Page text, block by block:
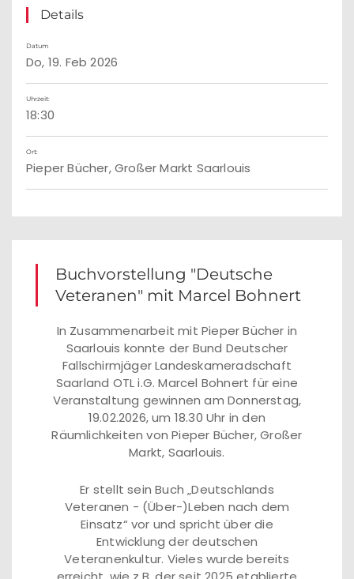
Details
Datum
Do, 19. Feb 2026
Uhrzeit:
18:30
Ort:
Pieper Bücher, Großer Markt Saarlouis
Buchvorstellung "Deutsche
Veteranen" mit Marcel Bohnert
In Zusammenarbeit mit Pieper Bücher in
Saarlouis konnte der Bund Deutscher
Fallschirmjäger Landeskameradschaft
Saarland OTL i.G. Marcel Bohnert für eine
Veranstaltung gewinnen am Donnerstag,
19.02.2026, um 18.30 Uhr in den
Räumlichkeiten von Pieper Bücher, Großer
Markt, Saarlouis.
Er stellt sein Buch „Deutschlands
Veteranen - (Über-)Leben nach dem
Einsatz“ vor und spricht über die
Entwicklung der deutschen
Veteranenkultur. Vieles wurde bereits